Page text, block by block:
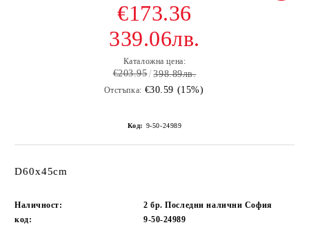
€173.36
339.06лв.
Каталожна цена:
€203.95 398.89лв.
Отстъпка: €30.59 (15%)
Код: 9-50-24989
D60x45cm
Наличност:
2 бр. Последни налични София
код:
9-50-24989